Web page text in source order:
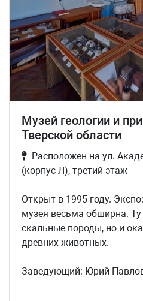
Музей геологии и
Тверской области
Расположен на ул.
(корпус Л), третий этаж
Открыт в 1995 году.
музея весьма обширна.
скальные породы, но и
древних животных.
Заведующий: Юрий